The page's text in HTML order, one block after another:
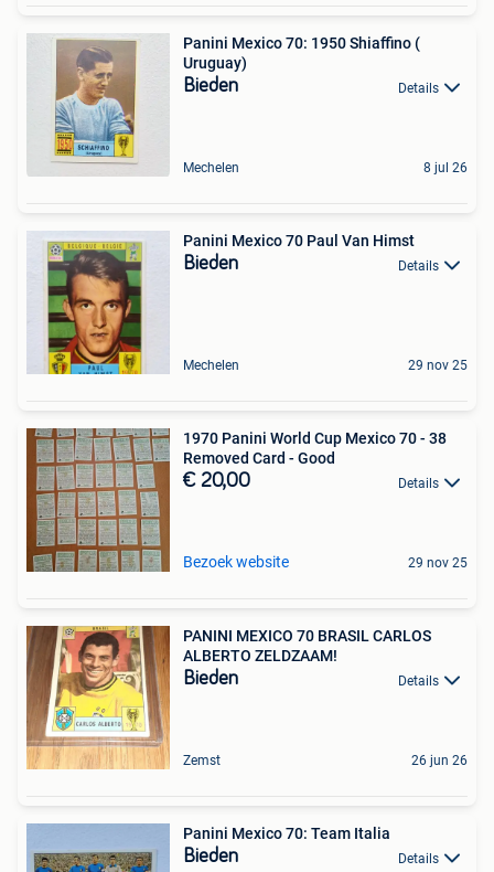
Panini Mexico 70: 1950 Shiaffino (
Uruguay)
Bieden Details
Mechelen 8 jul 26
Panini Mexico 70 Paul Van Himst
Bieden Details
Mechelen 29 nov 25
1970 Panini World Cup Mexico 70 - 38
Removed Card - Good
€ 20,00 Details
Bezoek website 29 nov 25
PANINI MEXICO 70 BRASIL CARLOS
ALBERTO ZELDZAAM!
Bieden Details
Zemst 26 jun 26
Panini Mexico 70: Team Italia
Bieden Details